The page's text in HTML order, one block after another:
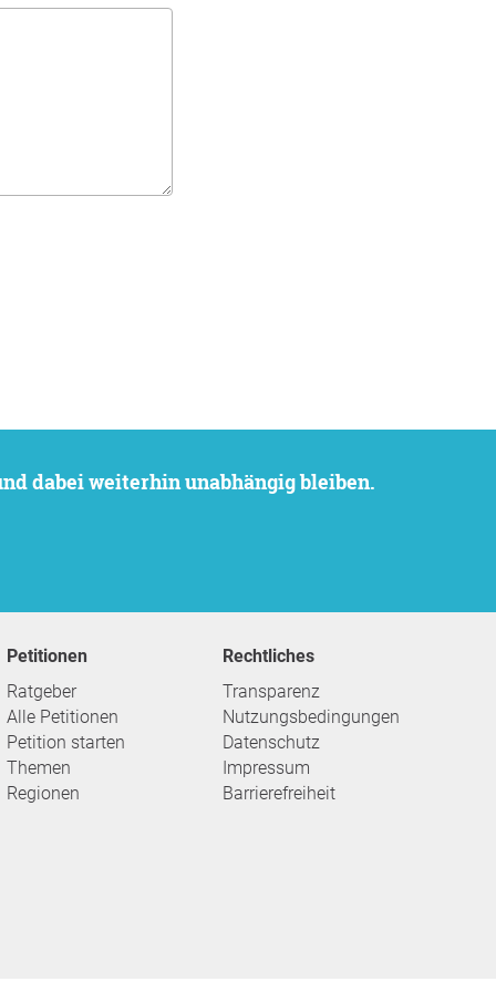
dabei weiterhin unabhängig bleiben.
Petitionen
Ratgeber
Alle Petitionen
Petition starten
Themen
Regionen
Rechtliches
Transparenz
Nutzungsbedingungen
Datenschutz
Impressum
Barrierefreiheit